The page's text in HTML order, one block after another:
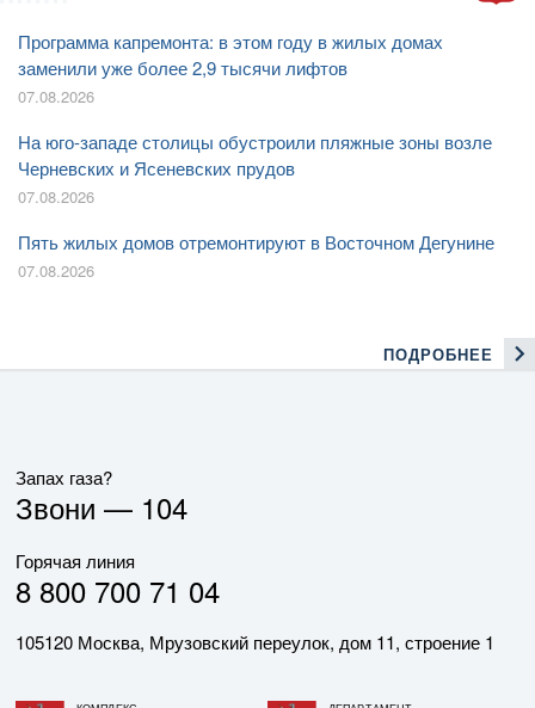
Программа капремонта: в этом году в жилых домах
заменили уже более 2,9 тысячи лифтов
07.08.2026
На юго-западе столицы обустроили пляжные зоны возле
Черневских и Ясеневских прудов
07.08.2026
Пять жилых домов отремонтируют в Восточном Дегунине
07.08.2026
ПОДРОБНЕЕ
Запах газа?
Звони — 104
Горячая линия
8 800 700 71 04
105120 Москва, Мрузовский переулок, дом 11, строение 1